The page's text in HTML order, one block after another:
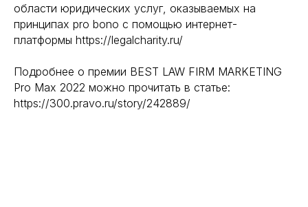
области юридических услуг, оказываемых на
принципах pro bono с помощью интернет-
платформы https://legalcharity.ru/
Подробнее о премии BEST LAW FIRM MARKETING
Pro Max 2022 можно прочитать в статье:
https://300.pravo.ru/story/242889/